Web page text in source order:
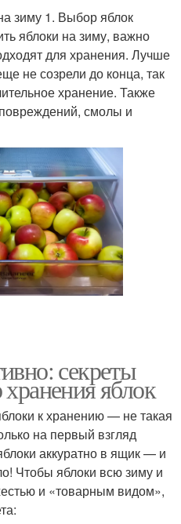
зиму 1. Выбор яблок
яблоки на зиму, важно
для хранения. Лучше
не созрели до конца, так
хранение. Также
смолы и
секреты
яблок
к хранению — не такая
на первый взгляд
аккуратно в ящик — и
Чтобы яблоки всю зиму и
и «товарным видом»,